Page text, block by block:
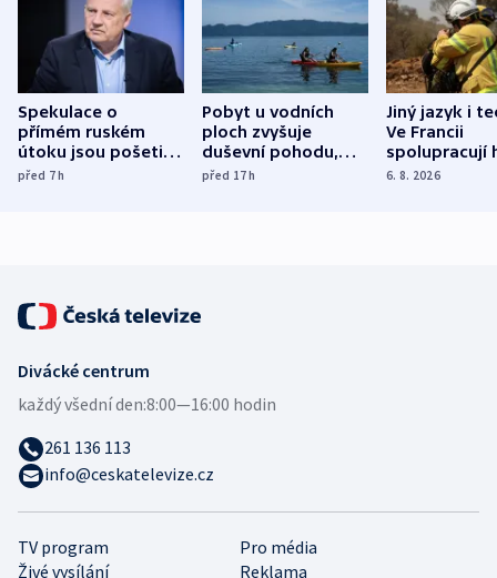
Spekulace o
přímém ruském
útoku jsou pošetilé,
míní estonský
před 7h
Pobyt u vodních
ploch zvyšuje
duševní pohodu,
ukázala
před 17h
Jiný jazyk i
Ve Francii
spolupracují
různých zemí
6. 8. 2026
TV program
Pro média
Živé vysílání
Reklama
Divácké centrum
každý všední den:8:00—16:00 hodin
261 136 113
info@ceskatelevize.cz